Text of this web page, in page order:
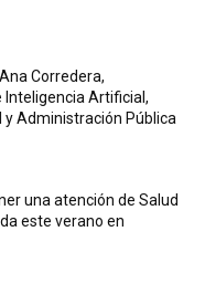
Corredera,
Inteligencia Artificial,
y Administración Pública
una atención de Salud
este verano en